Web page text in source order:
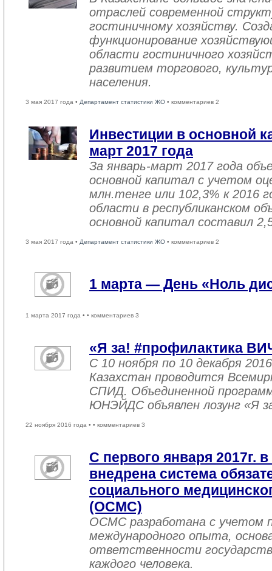
отраслей современной
гостиничному хозяйству.
функционирование
области гостиничного
развитием торгового,
населения.
3 мая 2017 года • Департамент статистики ЖО • комментариев 2
Инвестиции в основной
март 2017 года
За январь-март 2017 года
основной капитал с учетом
млн.тенге или 102,3% к 2016
области в республиканском
основной капитал составил
3 мая 2017 года • Департамент статистики ЖО • комментариев 2
1 марта — День «Ноль
1 марта 2017 года • • комментариев 3
«Я за! #профилактика
С 10 ноября по 10 декабря
Казахстан проводится
СПИД. Объединенной
ЮНЭЙДС объявлен лозунг «Я
22 ноября 2016 года • • комментариев 3
С первого января 2017г.
внедрена система
социального
(ОСМС)
ОСМС разработана с учетом
международного опыта,
ответственности
каждого человека.